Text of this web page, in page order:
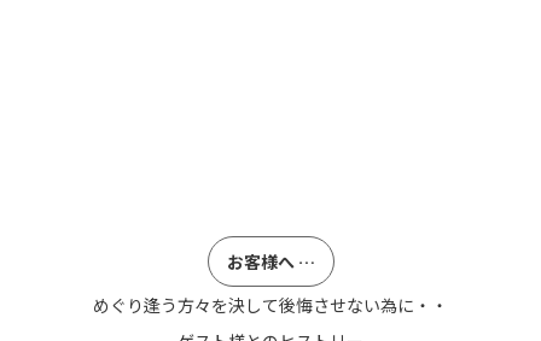
お客様へ …
めぐり逢う方々を決して後悔させない為に・・